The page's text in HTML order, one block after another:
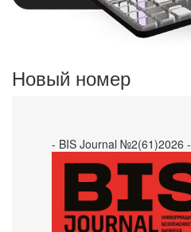
Новый номер
- BIS Journal №2(61)2026 -